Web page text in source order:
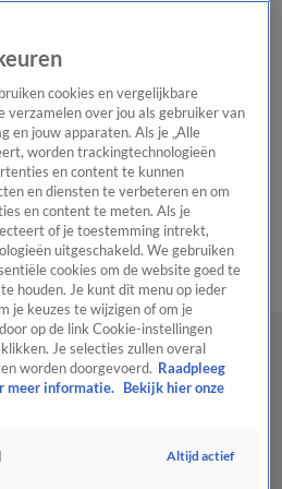
Het beste van Hart
Tip de
WeerTip de redactiePanelVideo's
cookies en vergelijkbare
verzamelen over jou als gebruiker van
en jouw apparaten. Als je „Alle
worden trackingtechnologieën
en content te kunnen
en diensten te verbeteren en om
en content te meten. Als je
of je toestemming intrekt,
uitgeschakeld. We gebruiken
cookies om de website goed te
houden. Je kunt dit menu op ieder
je keuzes te wijzigen of om je
op de link Cookie-instellingen
Je selecties zullen overal
worden doorgevoerd. Raadpleeg
meer informatie.
Bekijk hier onze
Altijd actief